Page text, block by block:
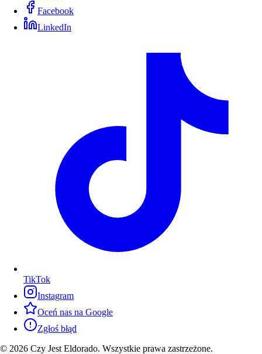
Facebook
LinkedIn
TikTok
Instagram
Oceń nas na Google
Zgłoś błąd
© 2026 Czy Jest Eldorado. Wszystkie prawa zastrzeżone.